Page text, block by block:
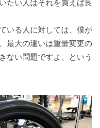
たい人はそれを買えば良
いる人に対しては、僕が
最大の違いは重量変更の
ない問題ですよ、という